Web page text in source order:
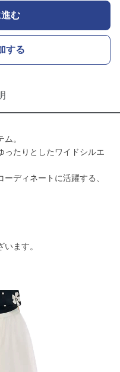
む
する
。
ったりとしたワイドシルエ
ディネートに活躍する、
ます。